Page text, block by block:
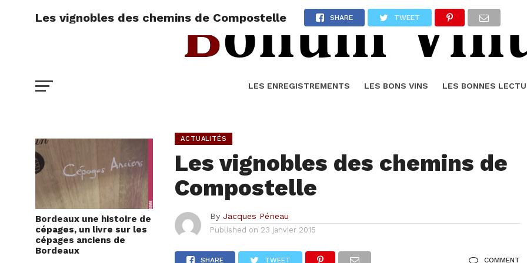
LES ENREGISTREMENTS LES BONS VINS LES BONNES
Les vignobles des chemins de Compostelle SHARE TWEET
Bordeaux une histoire de
cépages, un livre sur les
cépages anciens de
Bordeaux
ACTUALITÉS
Les vignobles des chemins de
Compostelle
By Jacques Péneau
Published on 23 janvier 2015
SHARE TWEET COMMENT